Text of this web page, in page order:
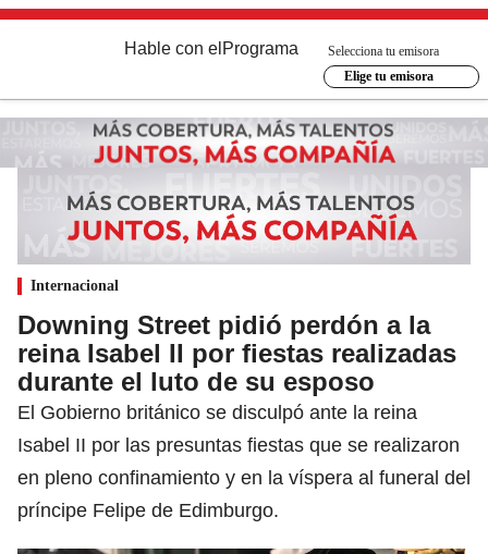
Hable con el Programa
Selecciona tu emisora
Elige tu emisora
Internacional
Downing Street pidió perdón a la
reina Isabel II por fiestas realizadas
durante el luto de su esposo
El Gobierno británico se disculpó ante la reina
Isabel II por las presuntas fiestas que se realizaron
en pleno confinamiento y en la víspera al funeral del
príncipe Felipe de Edimburgo.